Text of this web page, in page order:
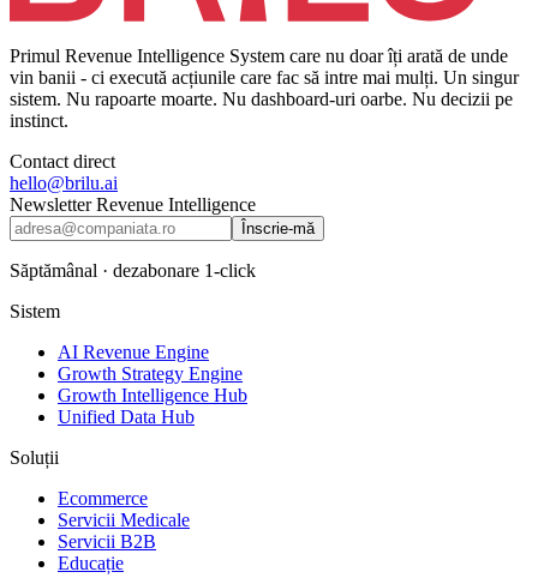
Primul Revenue Intelligence System care nu doar îți arată de unde
vin banii - ci execută acțiunile care fac să intre mai mulți. Un singur
sistem. Nu rapoarte moarte. Nu dashboard-uri oarbe. Nu decizii pe
instinct.
Contact direct
hello@brilu.ai
Newsletter Revenue Intelligence
Înscrie-mă
Săptămânal · dezabonare 1-click
Sistem
AI Revenue Engine
Growth Strategy Engine
Growth Intelligence Hub
Unified Data Hub
Soluții
Ecommerce
Servicii Medicale
Servicii B2B
Educație